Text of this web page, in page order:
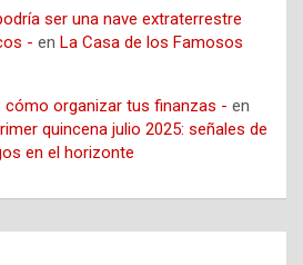
ser una nave extraterrestre
- en La Casa de los Famosos
cómo organizar tus finanzas - en
quincena julio 2025: señales de
en el horizonte